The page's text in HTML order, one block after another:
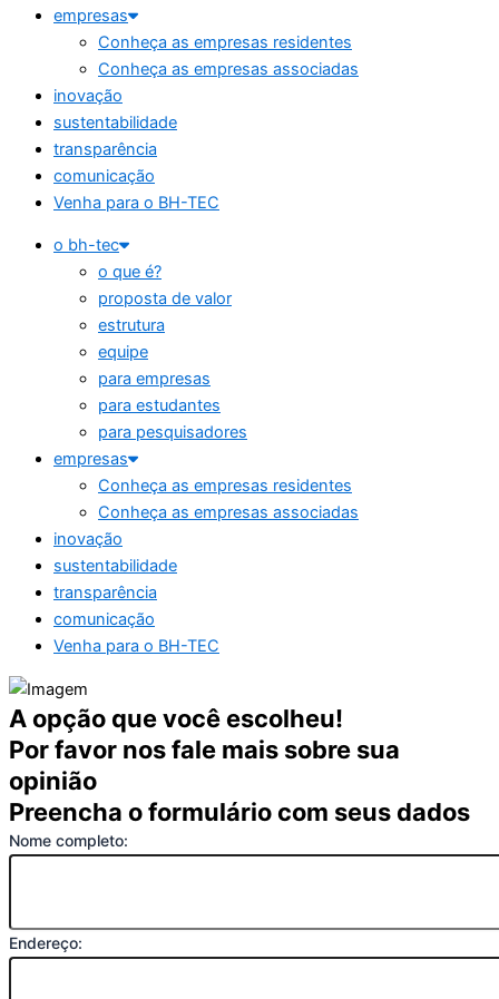
empresas
Conheça as empresas residentes
Conheça as empresas associadas
inovação
sustentabilidade
transparência
comunicação
Venha para o BH-TEC
o bh-tec
o que é?
proposta de valor
estrutura
equipe
para empresas
para estudantes
para pesquisadores
empresas
Conheça as empresas residentes
Conheça as empresas associadas
inovação
sustentabilidade
transparência
comunicação
Venha para o BH-TEC
A opção que você escolheu!
Por favor nos fale mais sobre sua
opinião
Preencha o formulário com seus dados
Nome completo:
Endereço: